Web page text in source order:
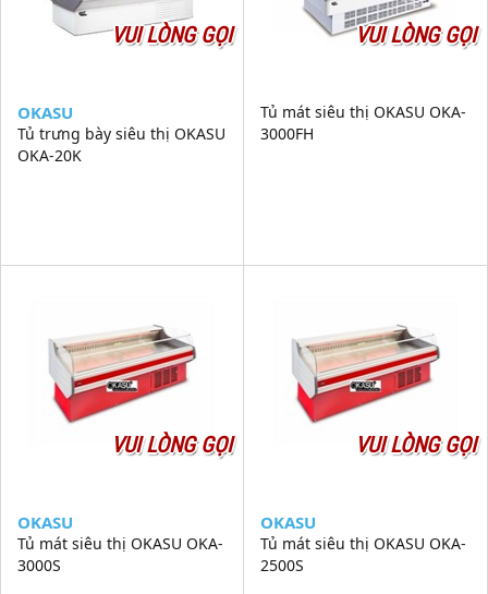
VUI LÒNG GỌI
OKASU
Tủ trưng bày siêu thị OKASU
OKA-20K
VUI LÒNG GỌI
Tủ mát siêu thị OKASU OKA-
3000FH
VUI LÒNG GỌI
OKASU
Tủ mát siêu thị OKASU OKA-
3000S
VUI LÒNG GỌI
OKASU
Tủ mát siêu thị OKASU OKA-
2500S